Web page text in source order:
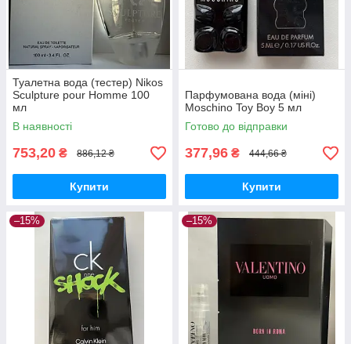
Туалетна вода (тестер) Nikos
Sculpture pour Homme 100
мл
В наявності
753,20 ₴ 886,12 ₴
Купити
Парфумована вода (міні)
Moschino Toy Boy 5 мл
Готово до відправки
377,96 ₴ 444,66 ₴
Купити
–15% –15%